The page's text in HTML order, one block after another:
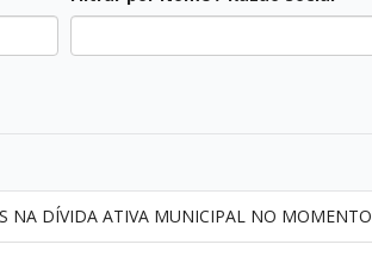
NA DÍVIDA ATIVA MUNICIPAL NO MOMENTO